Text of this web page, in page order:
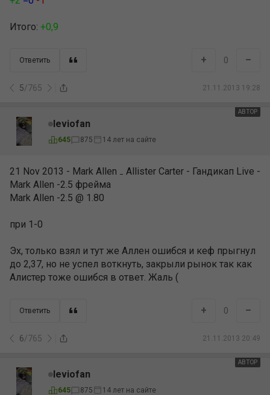
Итого: +0,9
Ответить
5/765 21.11.2013 19:28
+ 0 –
АВТОР
leviofan
645 875 14 лет на сайте
21 Nov 2013 - Mark Allen ₋ Allister Carter - Гандикап Live -
Mark Allen -2.5 фрейма
Mark Allen -2.5 @ 1.80
при 1-0
Эх, только взял и тут же Аллен ошибся и кеф прыгнул
до 2,37, но не успел воткнуть, закрыли рынок так как
Алистер тоже ошибся в ответ. Жаль (
Ответить
6/765 21.11.2013 20:49
+ 0 –
АВТОР
leviofan
645 875 14 лет на сайте